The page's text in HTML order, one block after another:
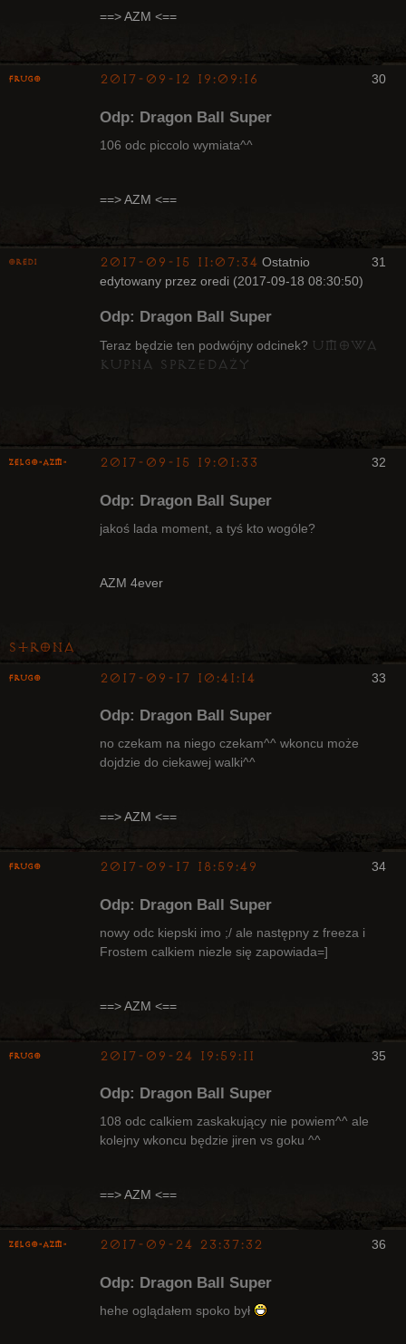
==> AZM <==
30
Frugo 2017-09-12 19:09:16
Odp: Dragon Ball Super
106 odc piccolo wymiata^^
==> AZM <==
31
oredi 2017-09-15 11:07:34 Ostatnio
edytowany przez oredi (2017-09-18 08:30:50)
Odp: Dragon Ball Super
Teraz będzie ten podwójny odcinek? umowa
kupna sprzedaży
32
ZelgO-AZM- 2017-09-15 19:01:33
Odp: Dragon Ball Super
jakoś lada moment, a tyś kto wogóle?
AZM 4ever
Strona
33
Frugo 2017-09-17 10:41:14
Odp: Dragon Ball Super
no czekam na niego czekam^^ wkoncu może
dojdzie do ciekawej walki^^
==> AZM <==
34
Frugo 2017-09-17 18:59:49
Odp: Dragon Ball Super
nowy odc kiepski imo ;/ ale następny z freeza i
Frostem calkiem niezle się zapowiada=]
==> AZM <==
35
Frugo 2017-09-24 19:59:11
Odp: Dragon Ball Super
108 odc calkiem zaskakujący nie powiem^^ ale
kolejny wkoncu będzie jiren vs goku ^^
==> AZM <==
36
ZelgO-AZM- 2017-09-24 23:37:32
Odp: Dragon Ball Super
hehe oglądałem spoko był